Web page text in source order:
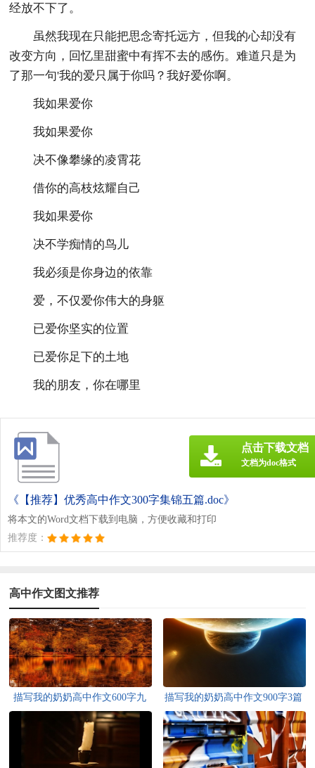
经放不下了。
虽然我现在只能把思念寄托远方，但我的心却没有
改变方向，回忆里甜蜜中有挥不去的感伤。难道只是为
了那一句'我的爱只属于你吗？我好爱你啊。
我如果爱你
我如果爱你
决不像攀缘的凌霄花
借你的高枝炫耀自己
我如果爱你
决不学痴情的鸟儿
我必须是你身边的依靠
爱，不仅爱你伟大的身躯
已爱你坚实的位置
已爱你足下的土地
我的朋友，你在哪里
《【推荐】优秀高中作文300字集锦五篇.doc》
将本文的Word文档下载到电脑，方便收藏和打印
推荐度：
点击下载文档
文档为doc格式
高中作文图文推荐
描写我的奶奶高中作文600字九
篇
描写我的奶奶高中作文900字3篇